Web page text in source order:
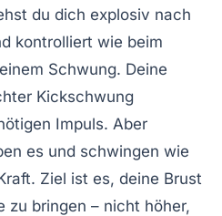
du dich explosiv nach
kontrolliert wie beim
Schwung. Deine
Kickschwung
Impuls. Aber
es und schwingen wie
Ziel ist es, deine Brust
zu bringen – nicht höher,